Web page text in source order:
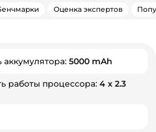
Оценка экспертов
аккумулятора: 5000 mAh
работы процессора: 4 x 2.3